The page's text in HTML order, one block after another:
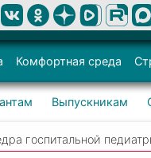
Комфортная среда
Выпускникам
госпитальной